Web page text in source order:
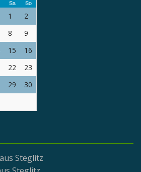
Sa So
1
2
8
9
15
16
22
23
29
30
Steglitz